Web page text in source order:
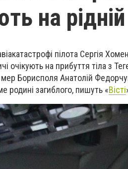
на
пілота Сергія
очікують на прибуття тіла з
Борисполя Анатолій
родині загиблого, пишуть «Вісті